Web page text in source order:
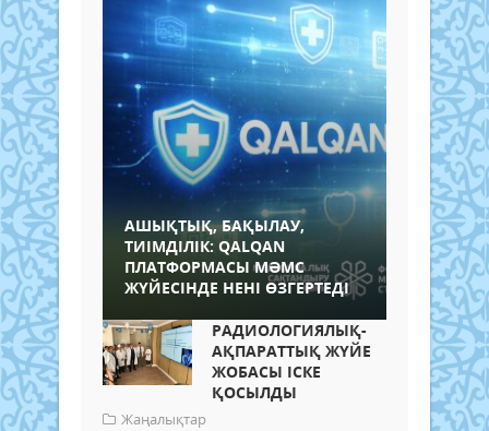
АШЫҚТЫҚ, БАҚЫЛАУ,
ТИІМДІЛІК: QALQAN
ПЛАТФОРМАСЫ МӘМС
ЖҮЙЕСІНДЕ НЕНІ ӨЗГЕРТЕДІ
РАДИОЛОГИЯЛЫҚ-
АҚПАРАТТЫҚ ЖҮЙЕ
ЖОБАСЫ ІСКЕ
ҚОСЫЛДЫ
Жаңалықтар